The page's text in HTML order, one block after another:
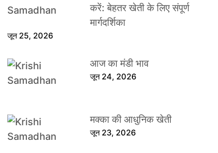
करें: बेहतर खेती के लिए संपूर्ण
मार्गदर्शिका
जून 25, 2026
आज का मंडी भाव
जून 24, 2026
मक्का की आधुनिक खेती
जून 23, 2026